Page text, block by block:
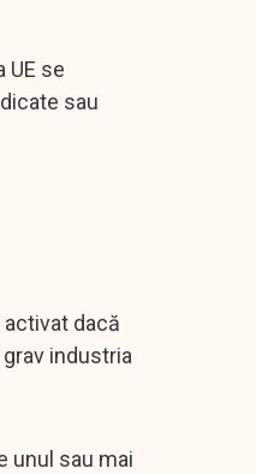
UE se
sau
dacă
industria
unul sau mai